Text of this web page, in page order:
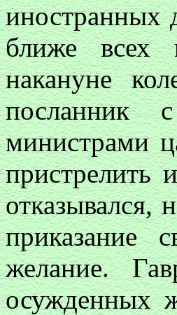
иностранных
ближе всех
накануне
посланник
министрами
пристрелить
отказывался,
приказание
желание.
осужденных